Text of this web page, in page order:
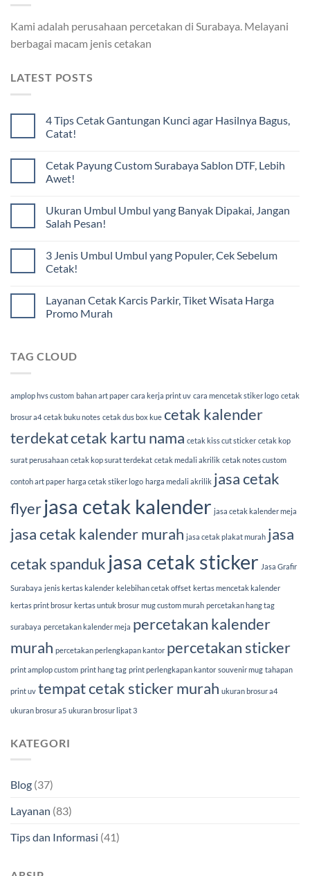
Kami adalah perusahaan percetakan di Surabaya. Melayani
berbagai macam jenis cetakan
LATEST POSTS
4 Tips Cetak Gantungan Kunci agar Hasilnya Bagus,
Catat!
Cetak Payung Custom Surabaya Sablon DTF, Lebih
Awet!
Ukuran Umbul Umbul yang Banyak Dipakai, Jangan
Salah Pesan!
3 Jenis Umbul Umbul yang Populer, Cek Sebelum
Cetak!
Layanan Cetak Karcis Parkir, Tiket Wisata Harga
Promo Murah
TAG CLOUD
amplop hvs custom bahan art paper cara kerja print uv cara mencetak stiker logo cetak
brosur a4 cetak buku notes cetak dus box kue cetak kalender
terdekatcetak kartu nama cetak kiss cut sticker cetak kop
surat perusahaan cetak kop surat terdekat cetak medali akrilik cetak notes custom
contoh art paper harga cetak stiker logo harga medali akrilik jasa cetak
flyerjasa cetak kalender jasa cetak kalender meja
jasa cetak kalender murah jasa cetak plakat murah jasa
cetak spanduk jasa cetak sticker Jasa Grafir
Surabaya jenis kertas kalender kelebihan cetak offset kertas mencetak kalender
kertas print brosur kertas untuk brosur mug custom murah percetakan hang tag
surabaya percetakan kalender meja percetakan kalender
murah percetakan perlengkapan kantor percetakan sticker
print amplop custom print hang tag print perlengkapan kantor souvenir mug tahapan
print uv tempat cetak sticker murah ukuran brosur a4
ukuran brosur a5 ukuran brosur lipat 3
KATEGORI
Blog (37)
Layanan (83)
Tips dan Informasi (41)